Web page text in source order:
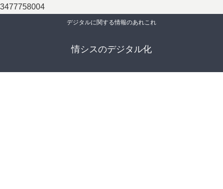
3477758004
デジタルに関する情報のあれこれ
情シスのデジタル化